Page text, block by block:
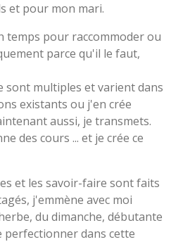
et pour mon mari.
temps pour raccommoder ou
parce qu'il le faut,
sont multiples et varient dans
existants ou j'en crée
aussi, je transmets.
des cours ... et je crée ce
et les savoir-faire sont faits
j'emmène avec moi
du dimanche, débutante
dans cette